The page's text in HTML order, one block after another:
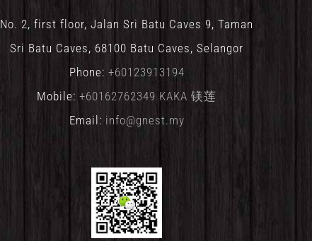
No. 2, first floor, Jalan Sri Batu Caves 9, Taman
Sri Batu Caves, 68100 Batu Caves, Selangor
Phone: +60123913194
Mobile: +60162762349 KAKA 镁莲
Email: info@gnest.my